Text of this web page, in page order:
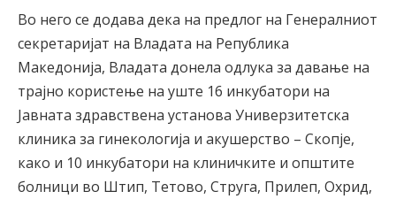
Во него се додава дека на предлог на Генералниот
секретаријат на Владата на Република
Македонија, Владата донела одлука за давање на
трајно користење на уште 16 инкубатори на
Јавната здравствена установа Универзитетска
клиника за гинекологија и акушерство – Скопје,
како и 10 инкубатори на клиничките и општите
болници во Штип, Тетово, Струга, Прилеп, Охрид,